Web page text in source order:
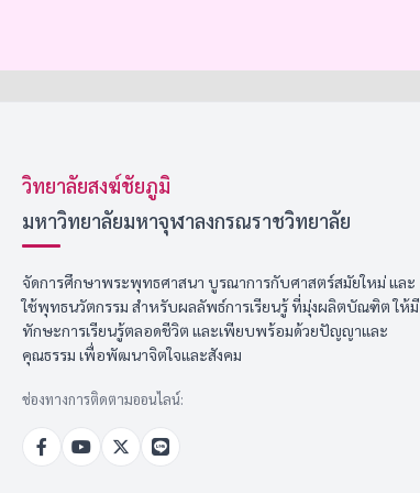
วิทยาลัยสงฆ์ชัยภูมิ
มหาวิทยาลัยมหาจุฬาลงกรณราชวิทยาลัย
จัดการศึกษาพระพุทธศาสนา บูรณาการกับศาสตร์สมัยใหม่ และ
ใช้พุทธนวัตกรรม สำหรับผลลัพธ์การเรียนรู้ ที่มุ่งผลิตบัณฑิต ให้มี
ทักษะการเรียนรู้ตลอดชีวิต และเพียบพร้อมด้วยปัญญาและ
คุณธรรม เพื่อพัฒนาจิตใจและสังคม
ช่องทางการติดตามออนไลน์: